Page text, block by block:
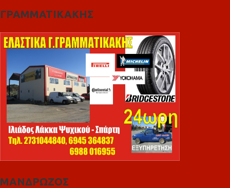
ΓΡΑΜΜΑΤΙΚΑΚΗΣ
ΜΑΝΔΡΩΖΟΣ